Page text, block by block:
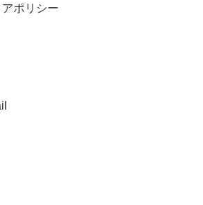
ポリシー